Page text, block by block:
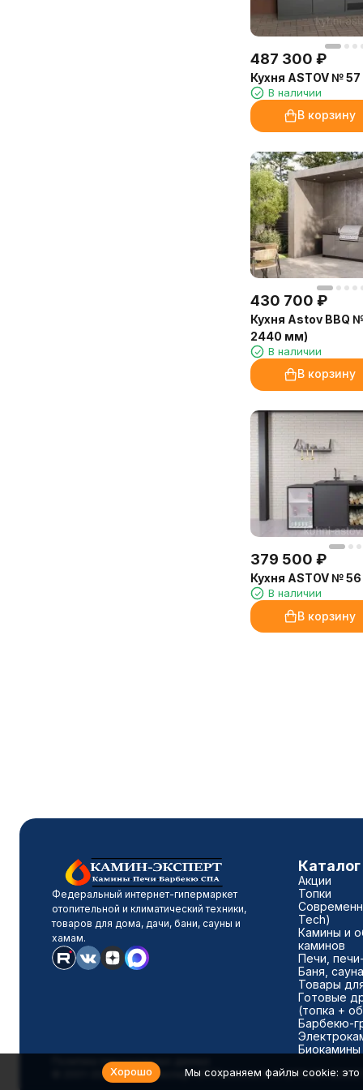
487 300 ₽
Кухня ASTOV № 57
В наличии
В корзину
430 700 ₽
Кухня Astov BBQ
2440 мм)
В наличии
В корзину
379 500 ₽
Кухня ASTOV № 56
В наличии
В корзину
Федеральный интернет-гипермаркет
отопительной и климатический техники,
товаров для дома, дачи, бани, сауны и
хамам.
Акции
Топки
Tech)
Камины и
каминов
Печи,
Баня, сауна
Товары
Готовые
(топка +
Барбекю-
Биокамины
Политика персональных данных
© 2001-2026 Камин-Эксперт ИП Понюхов В. А. ОГРНИП
Хорошо Мы сохраняем файлы cookie: это